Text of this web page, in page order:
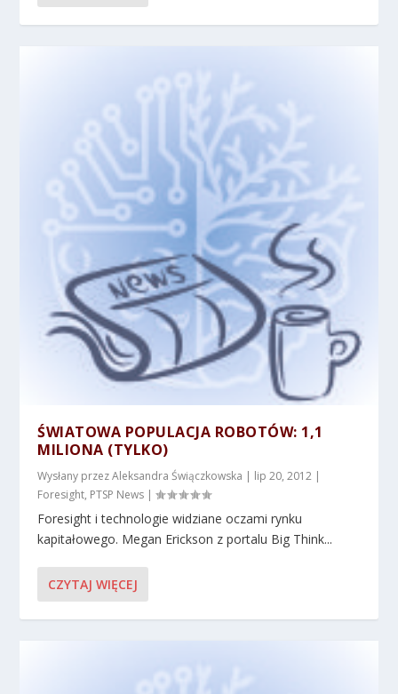
ŚWIATOWA POPULACJA ROBOTÓW: 1,1
MILIONA (TYLKO)
Wysłany przezAleksandra Świączkowska | lip 20, 2012 |
Foresight, PTSP News |
Foresight i technologie widziane oczami rynku
kapitałowego. Megan Erickson z portalu Big Think...
CZYTAJ WIĘCEJ